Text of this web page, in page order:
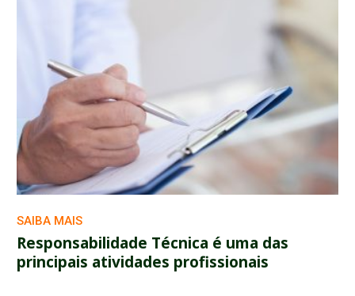
SAIBA MAIS
Responsabilidade Técnica é uma das
principais atividades profissionais